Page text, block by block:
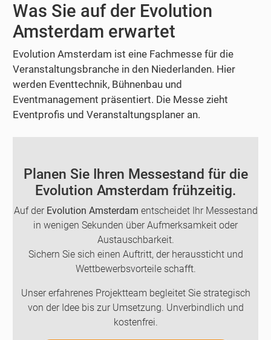
Was Sie auf der Evolution
Amsterdam erwartet
Evolution Amsterdam ist eine Fachmesse für die
Veranstaltungsbranche in den Niederlanden. Hier
werden Eventtechnik, Bühnenbau und
Eventmanagement präsentiert. Die Messe zieht
Eventprofis und Veranstaltungsplaner an.
Planen Sie Ihren Messestand für die
Evolution Amsterdam frühzeitig.
Auf der Evolution Amsterdam entscheidet Ihr Messestand
in wenigen Sekunden über Aufmerksamkeit oder
Austauschbarkeit.
Sichern Sie sich einen Auftritt, der heraussticht und
Wettbewerbsvorteile schafft.
Unser erfahrenes Projektteam begleitet Sie strategisch
von der Idee bis zur Umsetzung. Unverbindlich und
kostenfrei.